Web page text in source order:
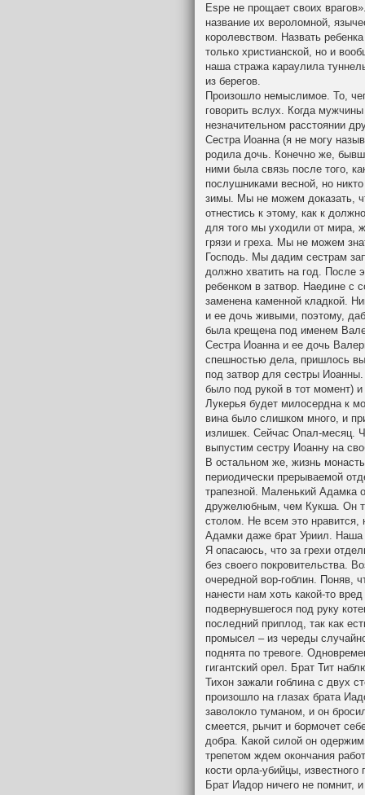
Espe не прощает своих
название их вероломной,
королевством. Назвать
только христианской, но и
наша стража караулила
из берегов.
Произошло немыслимое. То,
говорить вслух. Когда
незначительном расстоянии
Сестра Иоанна (я не могу
родила дочь. Конечно же,
ними была связь после того,
послушниками весной, но
зимы. Мы не можем доказать,
отнестись к этому, как к
для того мы уходили от мира,
грязи и греха. Мы не можем
Господь. Мы дадим сестрам
должно хватить на год. После
ребенком в затвор. Наедине с
заменена каменной кладкой.
и ее дочь живыми, поэтому,
была крещена под именем
Сестра Иоанна и ее дочь
спешностью дела, пришлось
под затвор для сестры
было под рукой в тот момент)
Лукерья будет милосердна к
вина было слишком много, и
излишек. Сейчас Опал-месяц.
выпустим сестру Иоанну на
В остальном же, жизнь
периодически прерываемой
трапезной. Маленький Адамка
дружелюбным, чем Кукша. Он
столом. Не всем это нравится,
Адамки даже брат Уриил. Наша
Я опасаюсь, что за грехи
без своего покровительства.
очередной вор-гоблин. Поняв,
нанести нам хоть какой-то
подвернувшегося под руку
последний приплод, так как
промысел – из череды
поднята по тревоге.
гигантский орел. Брат Тит
Тихон зажали гоблина с двух
произошло на глазах брата
заволокло туманом, и он
смеется, рычит и бормочет
добра. Какой силой он
трепетом ждем окончания
кости орла-убийцы,
Брат Иадор ничего не помнит,